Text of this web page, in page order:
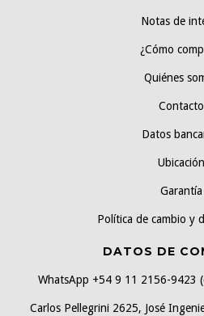
Notas de
¿Cómo
Quiénes
Contacto
Datos
Ubicación
Garantía
Política de cambio y
DATOS DE
WhatsApp +54 9 11 2156-9423
Carlos Pellegrini 2625, José